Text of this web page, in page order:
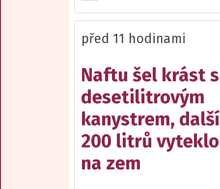
před 11 hodinami
Naftu šel krást s
desetilitrovým
kanystrem,
200 litrů vyteklo
na zem